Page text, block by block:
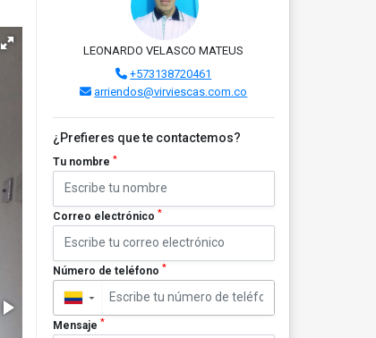
LEONARDO VELASCO MATEUS
+573138720461
arriendos@virviescas.com.co
¿Prefieres que te contactemos?
Tu nombre *
Correo electrónico *
Número de teléfono *
▼
Mensaje *